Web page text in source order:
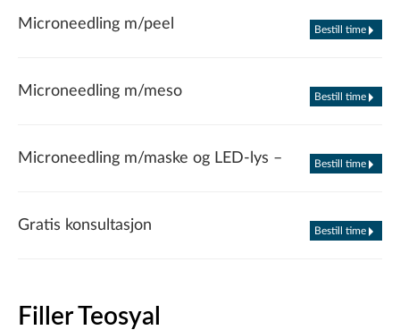
Microneedling m/peel Bestill time
Microneedling m/meso Bestill time
Microneedling m/maske og LED-lys – Bestill time
Gratis konsultasjon Bestill time
Filler Teosyal